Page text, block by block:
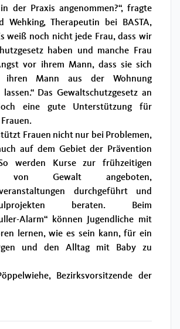
der Praxis angenommen?“, fragte
Wehking, Therapeutin bei BASTA,
weiß noch nicht jede Frau, dass wir
haben und manche Frau
vor ihrem Mann, dass sie sich
Mann aus der Wohnung
Das Gewaltschutzgesetz an
eine gute Unterstützung für
Frauen nicht nur bei Problemen,
auf dem Gebiet der Prävention
werden Kurse zur frühzeitigen
von Gewalt angeboten,
durchgeführt und
beraten. Beim
Alarm“ können Jugendliche mit
lernen, wie es sein kann, für ein
und den Alltag mit Baby zu
Bezirksvorsitzende der